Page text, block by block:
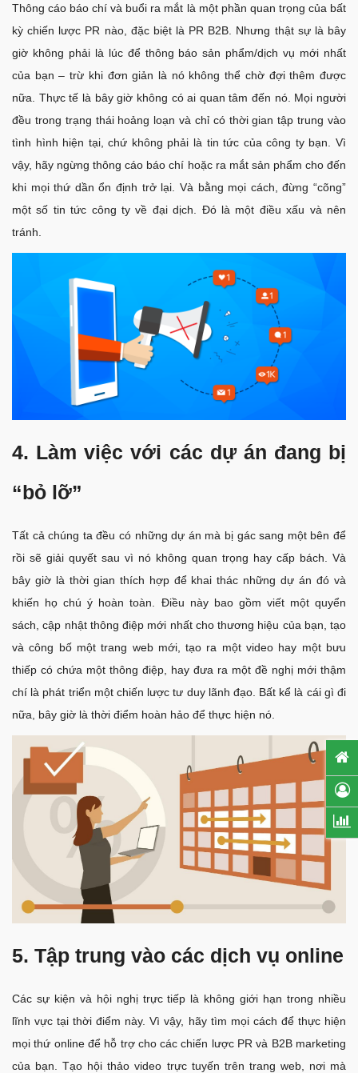
Thông cáo báo chí và buổi ra mắt là một phần quan trọng của bất
kỳ chiến lược PR nào, đặc biệt là PR B2B. Nhưng thật sự là bây
giờ không phải là lúc để thông báo sản phẩm/dịch vụ mới nhất
của bạn – trừ khi đơn giản là nó không thể chờ đợi thêm được
nữa. Thực tế là bây giờ không có ai quan tâm đến nó. Mọi người
đều trong trạng thái hoảng loạn và chỉ có thời gian tập trung vào
tình hình hiện tại, chứ không phải là tin tức của công ty bạn. Vì
vậy, hãy ngừng thông cáo báo chí hoặc ra mắt sản phẩm cho đến
khi mọi thứ dần ổn định trở lại. Và bằng mọi cách, đừng “cõng”
một số tin tức công ty về đại dịch. Đó là một điều xấu và nên
tránh.
4. Làm việc với các dự án đang bị
“bỏ lỡ”
Tất cả chúng ta đều có những dự án mà bị gác sang một bên để
rồi sẽ giải quyết sau vì nó không quan trọng hay cấp bách. Và
bây giờ là thời gian thích hợp để khai thác những dự án đó và
khiến họ chú ý hoàn toàn. Điều này bao gồm viết một quyển
sách, cập nhật thông điệp mới nhất cho thương hiệu của bạn, tạo
và công bố một trang web mới, tạo ra một video hay một bưu
thiếp có chứa một thông điệp, hay đưa ra một đề nghị mới thậm
chí là phát triển một chiến lược tư duy lãnh đạo. Bất kể là cái gì đi
nữa, bây giờ là thời điểm hoàn hảo để thực hiện nó.
5. Tập trung vào các dịch vụ online
Các sự kiện và hội nghị trực tiếp là không giới hạn trong nhiều
lĩnh vực tại thời điểm này. Vì vậy, hãy tìm mọi cách để thực hiện
mọi thứ online để hỗ trợ cho các chiến lược PR và B2B marketing
của bạn. Tạo hội thảo video trực tuyến trên trang web, nơi mà